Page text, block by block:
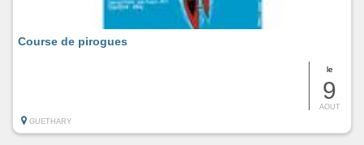
le
9
AOUT
Course de pirogues
GUETHARY